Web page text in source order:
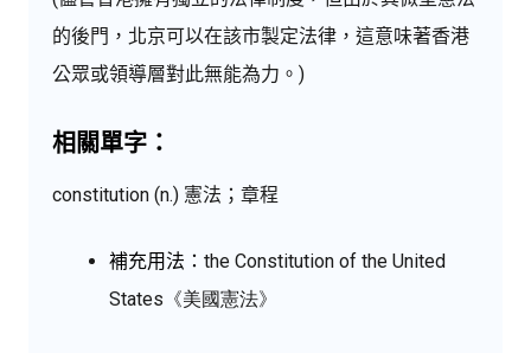
的後門，北京可以在該市製定法律，這意味著香港
公眾或領導層對此無能為力。)
相關單字：
constitution (n.) 憲法；章程
補充用法： the Constitution of the United
States 《美國憲法》